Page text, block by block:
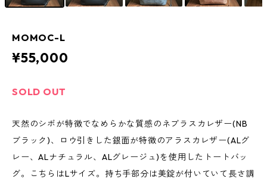
MOMOC-L
¥55,000
SOLD OUT
天然のシボが特徴でなめらかな質感のネブラスカレザー(NB
ブラック)、ロウ引きした銀面が特徴のアラスカレザー(ALグ
レー、ALナチュラル、ALグレージュ)を使用したトートバッ
グ。こちらはLサイズ。持ち手部分は美錠が付いていて長さ調